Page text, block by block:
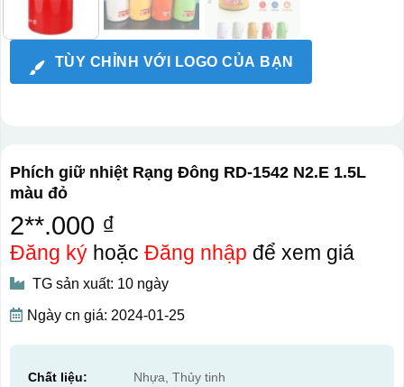
TÙY CHỈNH VỚI LOGO CỦA BẠN
Phích giữ nhiệt Rạng Đông RD-1542 N2.E 1.5L
màu đỏ
2**.000 ₫
Đăng kýhoặc Đăng nhập để xem giá
TG sản xuất: 10 ngày
Ngày cn giá: 2024-01-25
Chất liệu: Nhựa, Thủy tinh